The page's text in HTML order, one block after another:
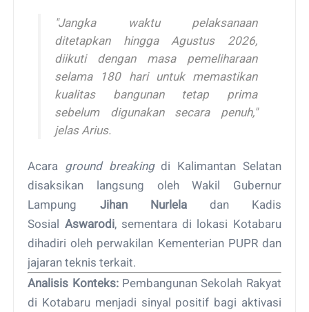
"Jangka waktu pelaksanaan
ditetapkan hingga Agustus 2026,
diikuti dengan masa pemeliharaan
selama 180 hari untuk memastikan
kualitas bangunan tetap prima
sebelum digunakan secara penuh,"
jelas Arius.
Acara ground breakingdi Kalimantan Selatan
disaksikan langsung oleh Wakil Gubernur
Lampung Jihan Nurleladan Kadis
Sosial Aswarodi, sementara di lokasi Kotabaru
dihadiri oleh perwakilan Kementerian PUPR dan
jajaran teknis terkait.
Analisis Konteks:Pembangunan Sekolah Rakyat
di Kotabaru menjadi sinyal positif bagi aktivasi